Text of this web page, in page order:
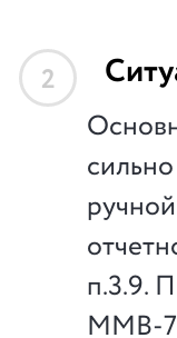
2
п.3.9.
ММВ-